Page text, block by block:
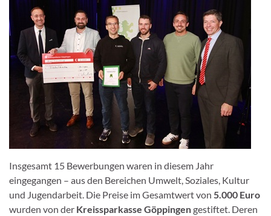
Insgesamt 15 Bewerbungen waren in diesem Jahr
eingegangen – aus den Bereichen Umwelt, Soziales, Kultur
und Jugendarbeit. Die Preise im Gesamtwert von 5.000 Euro
wurden von der Kreissparkasse Göppingengestiftet. Deren